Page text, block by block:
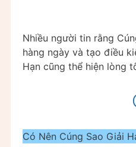
Nhiều người tin rằng
hàng ngày và tạo điều
Hạn cũng thể hiện lòng
Có Nên Cúng Sao Giải